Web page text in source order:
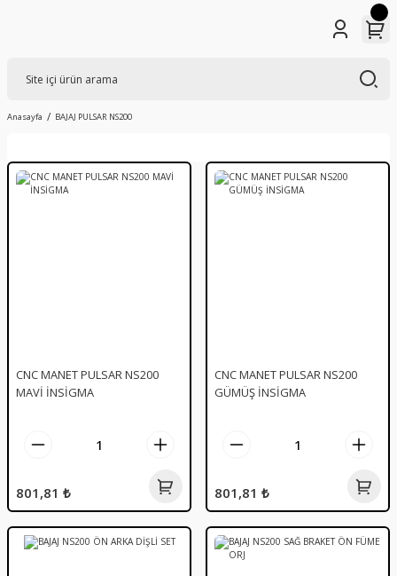
Anasayfa BAJAJ PULSAR NS200
CNC MANET PULSAR NS200
MAVİ İNSİGMA
801,81 ₺
CNC MANET PULSAR NS200
GÜMÜŞ İNSİGMA
801,81 ₺